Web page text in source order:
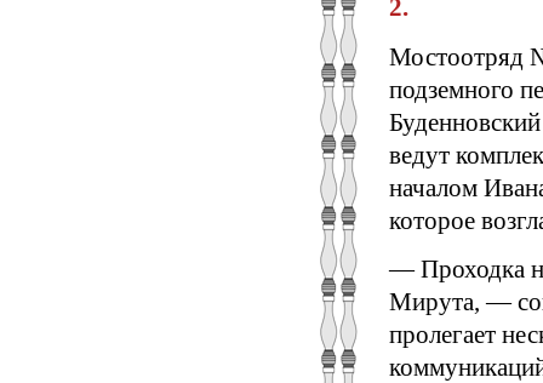
2.
Мостоотряд
подземного
ведут
началом
которое
— Проходка
Мирута, —
пролегает